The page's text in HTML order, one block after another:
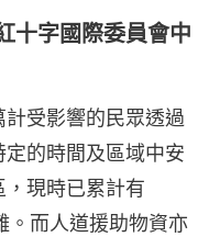
十字國際委員會中
受影響的民眾透過
的時間及區域中安
現時已累計有
。而人道援助物資亦